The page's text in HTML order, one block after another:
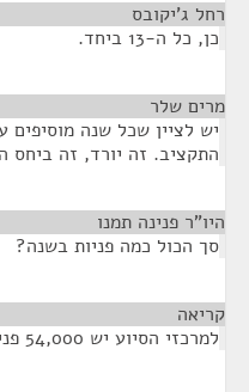
רחל ג'יקובס
כן, כל ה-13 ביחד.
מרים שלר
יש לציין שכל שנה מוסיפים
התקציב. זה יורד, זה ביחס
היו"ר פנינה תמנו
סך הכול כמה פניות בשנה?
קריאה
למרכזי הסיוע יש 54,000 פניות בשנה.